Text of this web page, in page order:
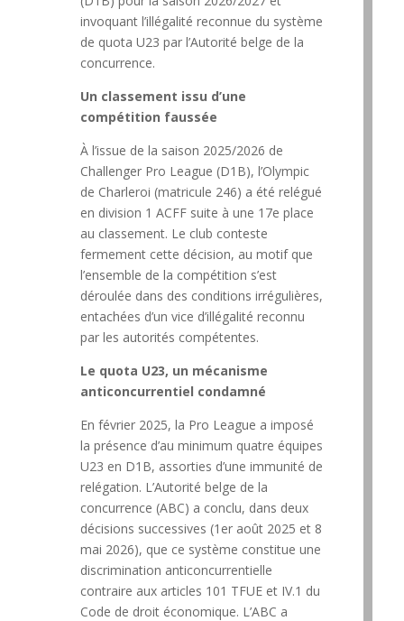
invoquant l’illégalité reconnue du système
de quota U23 par l’Autorité belge de la
concurrence.
Un classement issu d’une
compétition faussée
À l’issue de la saison 2025/2026 de
Challenger Pro League (D1B), l’Olympic
de Charleroi (matricule 246) a été relégué
en division 1 ACFF suite à une 17e place
au classement. Le club conteste
fermement cette décision, au motif que
l’ensemble de la compétition s’est
déroulée dans des conditions irrégulières,
entachées d’un vice d’illégalité reconnu
par les autorités compétentes.
Le quota U23, un mécanisme
anticoncurrentiel condamné
En février 2025, la Pro League a imposé
la présence d’au minimum quatre équipes
U23 en D1B, assorties d’une immunité de
relégation. L’Autorité belge de la
concurrence (ABC) a conclu, dans deux
décisions successives (1er août 2025 et 8
mai 2026), que ce système constitue une
discrimination anticoncurrentielle
contraire aux articles 101 TFUE et IV.1 du
Code de droit économique. L’ABC a